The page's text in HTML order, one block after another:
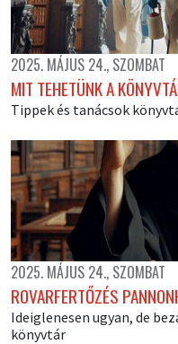
2025. MÁJUS 24., SZOMBAT
MIT TEHETÜNK A
Tippek és tanácsok
2025. MÁJUS 24., SZOMBAT
ROVARFERTŐZÉS
Ideiglenesen ugyan, de
könyvtár